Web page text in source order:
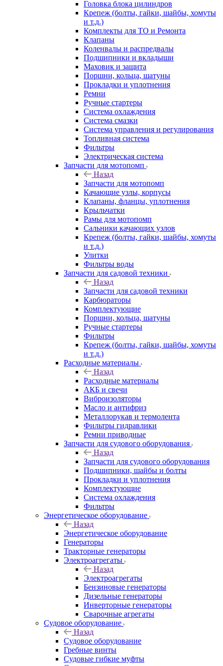
Головка блока цилиндров
Крепеж (болты, гайки, шайбы, хомуты
и т.д.)
Комплекты для ТО и Ремонта
Клапаны
Коленвалы и распредвалы
Подшипники и вкладыши
Маховик и защита
Поршни, кольца, шатуны
Прокладки и уплотнения
Ремни
Ручные стартеры
Система охлаждения
Система смазки
Система управления и регулирования
Топливная система
Фильтры
Электрическая система
Запчасти для мотопомп
Назад
Запчасти для мотопомп
Качающие узлы, корпусы
Клапаны, фланцы, уплотнения
Крыльчатки
Рамы для мотопомп
Сальники качающих узлов
Крепеж (болты, гайки, шайбы, хомуты
и т.д.)
Улитки
Фильтры воды
Запчасти для садовой техники
Назад
Запчасти для садовой техники
Карбюраторы
Комплектующие
Поршни, кольца, шатуны
Ручные стартеры
Фильтры
Крепеж (болты, гайки, шайбы, хомуты
и т.д.)
Расходные материалы
Назад
Расходные материалы
АКБ и свечи
Виброизоляторы
Масло и антифриз
Металлорукав и термолента
Фильтры гидравлики
Ремни приводные
Запчасти для судового оборудования
Назад
Запчасти для судового оборудования
Подшипники, шайбы и болты
Прокладки и уплотнения
Комплектующие
Система охлаждения
Фильтры
Энергетическое оборудование
Назад
Энергетическое оборудование
Генераторы
Тракторные генераторы
Электроагрегаты
Назад
Электроагрегаты
Бензиновые генераторы
Дизельные генераторы
Инверторные генераторы
Сварочные агрегаты
Судовое оборудование
Назад
Судовое оборудование
Гребные винты
Судовые гибкие муфты